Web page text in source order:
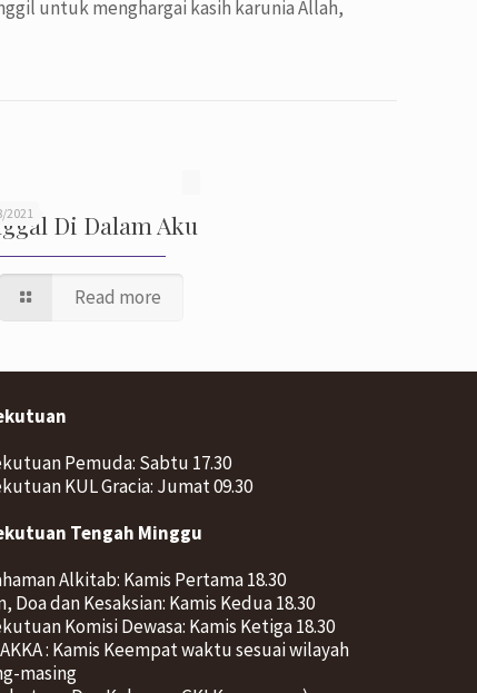
untuk menghargai kasih karunia Allah,
2021 Di Dalam Aku
Read more
Pemuda: Sabtu 17.30
KUL Gracia: Jumat 09.30
Tengah Minggu
Alkitab: Kamis Pertama 18.30
Doa dan Kesaksian: Kamis Kedua 18.30
Komisi Dewasa: Kamis Ketiga 18.30
: Kamis Keempat waktu sesuai wilayah
masing